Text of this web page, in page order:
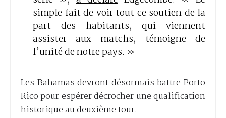
simple fait de voir tout ce soutien de la
part des habitants, qui viennent
assister aux matchs, témoigne de
l’unité de notre pays. »
Les Bahamas devront désormais battre Porto
Rico pour espérer décrocher une qualification
historique au deuxième tour.